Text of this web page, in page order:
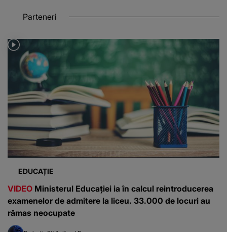
Parteneri
EDUCAȚIE
VIDEO Ministerul Educației ia în calcul reintroducerea
examenelor de admitere la liceu. 33.000 de locuri au
rămas neocupate